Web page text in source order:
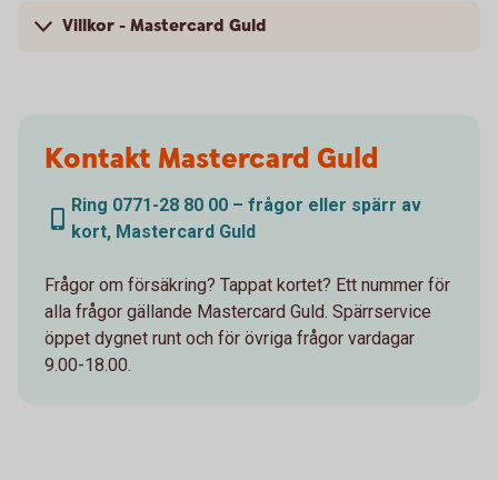
Villkor - Mastercard Guld
Kontakt Mastercard Guld
Ring 0771-28 80 00 – frågor eller spärr av
kort, Mastercard Guld
Frågor om försäkring? Tappat kortet? Ett nummer för
alla frågor gällande Mastercard Guld. Spärrservice
öppet dygnet runt och för övriga frågor vardagar
9.00-18.00.